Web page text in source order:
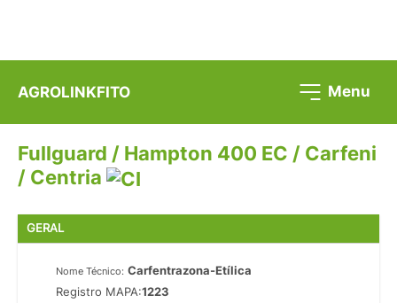
AGROLINKFITO Menu
Fullguard / Hampton 400 EC / Carfeni
/ Centria
GERAL
Nome Técnico: Carfentrazona-Etílica
Registro MAPA:1223